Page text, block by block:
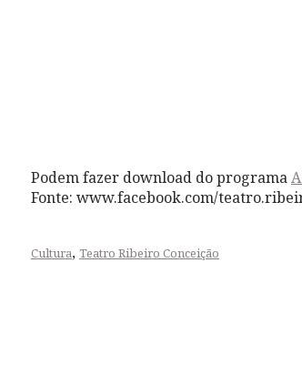
Podem fazer download do programa
Fonte: www.facebook.com/
Cultura, Teatro Ribeiro Conceição